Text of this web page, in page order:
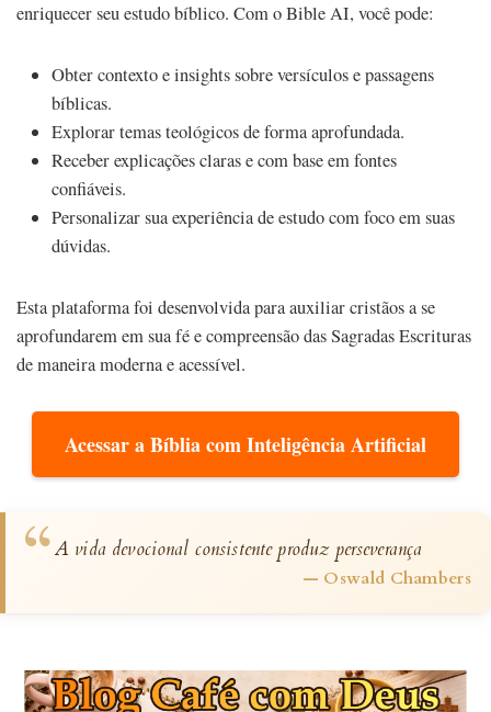
enriquecer seu estudo bíblico. Com o Bible AI, você pode:
Obter contexto e insights sobre versículos e passagens
bíblicas.
Explorar temas teológicos de forma aprofundada.
Receber explicações claras e com base em fontes
confiáveis.
Personalizar sua experiência de estudo com foco em suas
dúvidas.
Esta plataforma foi desenvolvida para auxiliar cristãos a se
aprofundarem em sua fé e compreensão das Sagradas Escrituras
de maneira moderna e acessível.
Acessar a Bíblia com Inteligência Artificial
“A vida devocional consistente produz perseverança
— Oswald Chambers